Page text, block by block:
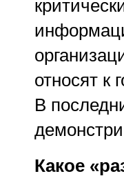
относят к
В
Какое